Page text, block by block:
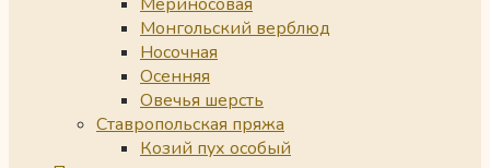
Монгольский верблюд
Носочная
Осенняя
Овечья шерсть
Ставропольская пряжа
Козий пух особый